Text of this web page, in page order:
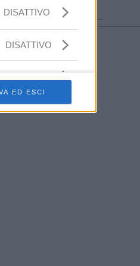
DISATTIVO
DISATTIVO
ED ESCI
________________